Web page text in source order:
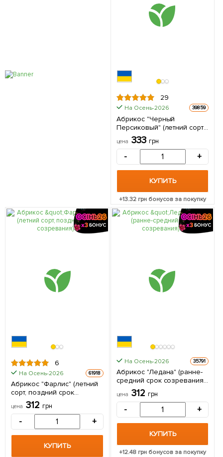
29
На Осень-2026 39859
Абрикос "Черный
Персиковый" (летний сорт,
поздний срок созревания)
1 саженец в упаковке
цена 333 грн
- +
КУПИТЬ
+13.32 грн бонусов за покупку
6
На Осень-2026 61918
Абрикос "Фарлис" (летний
сорт, поздний срок
созревания) 1 саженец в
упаковке
цена 312 грн
- +
КУПИТЬ
На Осень-2026 35791
Абрикос "Ледана" (ранне-
средний срок созревания)
1 саженец в упаковке
цена 312 грн
- +
КУПИТЬ
+12.48 грн бонусов за покупку